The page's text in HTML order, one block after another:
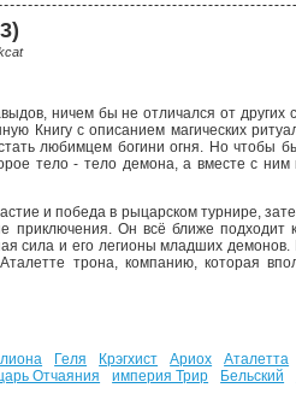
ничем бы не отличался от других
Книгу с описанием магических
любимцем богини огня. Но чтобы
тело - тело демона, а вместе с
и победа в рыцарском турнире,
приключения. Он всё ближе
сила и его легионы младших
трона, компанию, которая
Геля Крэгхист Ариох Аталетта
Отчаяния империя Трир Бельский